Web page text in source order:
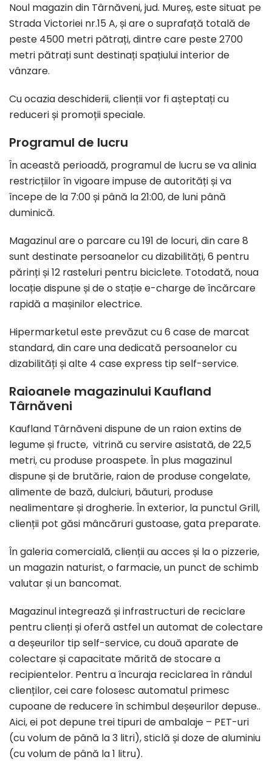
Noul magazin din Târnăveni, jud. Mureș, este situat pe
Strada Victoriei nr.15 A, și are o suprafață totală de
peste 4500 metri pătrați, dintre care peste 2700
metri pătrați sunt destinați spațiului interior de
vânzare.
Cu ocazia deschiderii, clienții vor fi așteptați cu
reduceri și promoții speciale.
Programul de lucru
În această perioadă, programul de lucru se va alinia
restricțiilor în vigoare impuse de autorități și va
începe de la 7:00 și până la 21:00, de luni până
duminică.
Magazinul are o parcare cu 191 de locuri, din care 8
sunt destinate persoanelor cu dizabilități, 6 pentru
părinți și 12 rasteluri pentru biciclete. Totodată, noua
locație dispune și de o stație e-charge de încărcare
rapidă a mașinilor electrice.
Hipermarketul este prevăzut cu 6 case de marcat
standard, din care una dedicată persoanelor cu
dizabilități și alte 4 case express tip self-service.
Raioanele magazinului Kaufland
Târnăveni
Kaufland Târnăveni dispune de un raion extins de
legume și fructe, vitrină cu servire asistată, de 22,5
metri, cu produse proaspete. În plus magazinul
dispune și de brutărie, raion de produse congelate,
alimente de bază, dulciuri, băuturi, produse
nealimentare și drogherie. În exterior, la punctul Grill,
clienții pot găsi mâncăruri gustoase, gata preparate.
În galeria comercială, clienții au acces și la o pizzerie,
un magazin naturist, o farmacie, un punct de schimb
valutar și un bancomat.
Magazinul integrează și infrastructuri de reciclare
pentru clienți și oferă astfel un automat de colectare
a deșeurilor tip self-service, cu două aparate de
colectare și capacitate mărită de stocare a
recipientelor. Pentru a încuraja reciclarea în rândul
clienților, cei care folosesc automatul primesc
cupoane de reducere în schimbul deșeurilor depuse..
Aici, ei pot depune trei tipuri de ambalaje – PET-uri
(cu volum de până la 3 litri), sticlă și doze de aluminiu
(cu volum de până la 1 litru).